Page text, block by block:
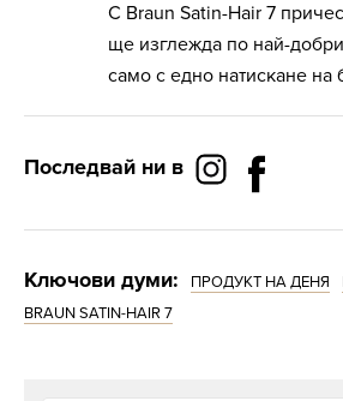
С Braun Satin-Hair 7
ще изглежда по най-
само с едно натискане на
Последвай ни в
Ключови думи: ПРОДУКТ НА ДЕНЯ
BRAUN SATIN-HAIR 7